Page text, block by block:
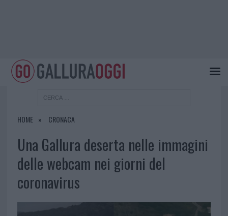
HOME CRONACA
Una Gallura deserta nelle immagini
delle webcam nei giorni del
coronavirus